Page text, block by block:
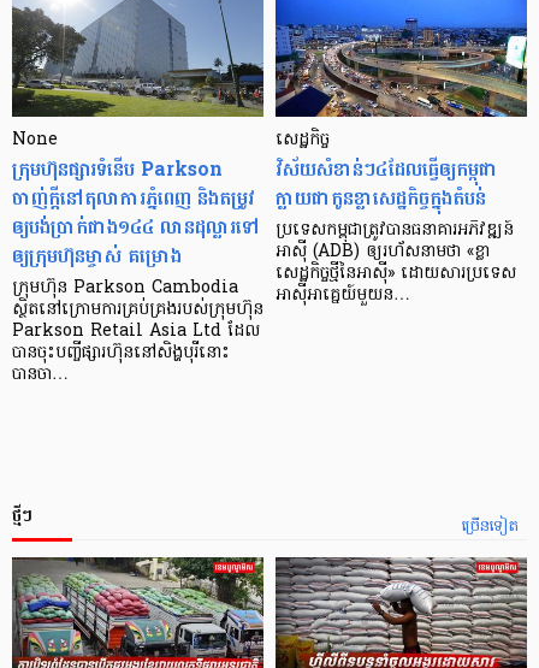
None
ក្រុមហ៊ុនផ្សារទំនើប Parkson
ចាញ់ក្ដីនៅតុលាការភ្នំពេញ និងតម្រូវ
ឲ្យបង់ប្រាក់ជាង១៤៤ លានដុល្លារទៅ
ឲ្យក្រុមហ៊ុនម្ចាស់ គម្រោង
ក្រុមហ៊ុន Parkson Cambodia
ស្ថិតនៅក្រោមការគ្រប់គ្រងរបស់ក្រុមហ៊ុន
Parkson Retail Asia Ltd ដែល
បានចុះបញ្ចីផ្សារហ៊ុននៅសិង្ហបុរីនោះ
បានចា…
សេដ្ឋកិច្ច​
វិស័យ​សំខាន់ៗ​៤​ដែល​ធ្វើ​ឲ្យ​កម្ពុជា​
ក្លាយ​ជា​កូន​ខ្លា​សេដ្ឋកិច្ច​ក្នុង​តំបន់
ប្រទេស​កម្ពុជា​ត្រូវ​បាន​ធនាគារ​អភិវឌ្ឍន៍​
អាស៊ី (ADB) ឲ្យ​រហ័ស​នាមថា «ខ្លា​
សេដ្ឋកិច្ច​ថ្មី​នៃ​អាស៊ី» ដោយសារ​ប្រទេស​
អាស៊ី​អាគ្នេយ៍​មួយ​ន…
ច្រើនទៀត
ថ្មីៗ